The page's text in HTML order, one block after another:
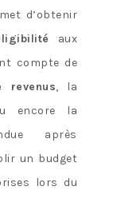
d’obtenir
aux
compte de
revenus, la
encore la
après
un budget
lors du